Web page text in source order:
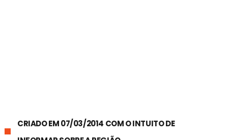
CRIADO EM 07/03/2014 COM O INTUITO DE